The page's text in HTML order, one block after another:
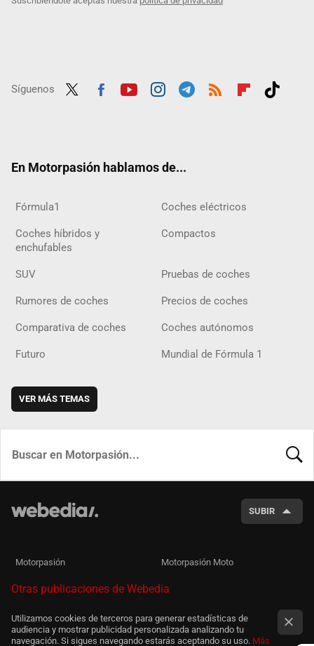
Síguenos
En Motorpasión hablamos de...
Fórmula1 Coches eléctricos
Coches híbridos y
enchufables
Compactos
SUV Pruebas de coches
Rumores de coches Precios de coches
Comparativa de coches Coches autónomos
Futuro Mundial de Fórmula 1
VER MÁS TEMAS
SUBIR
Motorpasión Motorpasión Moto
Otras publicaciones de Webedia
Utilizamos cookies de terceros para generar estadísticas de
audiencia y mostrar publicidad personalizada analizando tu
navegación. Si sigues navegando estarás aceptando su uso. Más